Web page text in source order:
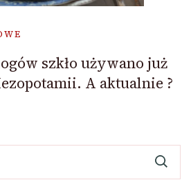
szkło używano już
A aktualnie ?